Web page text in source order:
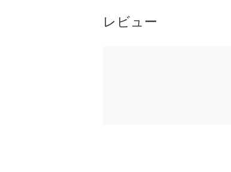
レビュー